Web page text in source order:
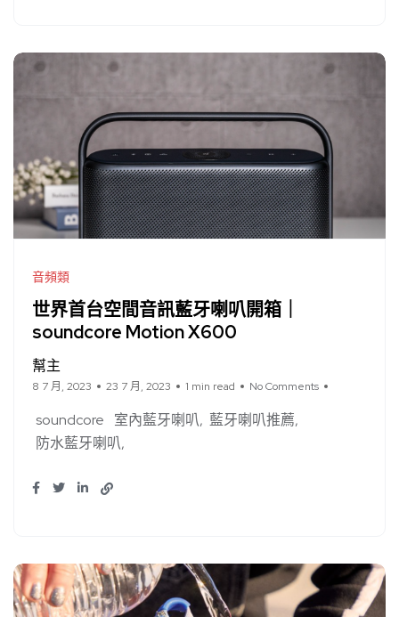
音頻類
世界首台空間音訊藍牙喇叭開箱｜
soundcore Motion X600
幫主
8 7 月, 2023 23 7 月, 2023 1 min read No Comments
soundcore 室內藍牙喇叭
藍牙喇叭推薦
防水藍牙喇叭